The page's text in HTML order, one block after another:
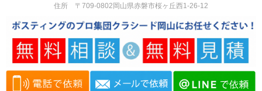
住所 〒709-0802岡山県赤磐市桜ヶ丘西1-26-12
営業時間:8:00-17:00
定休日:不定休
Copyright© 岡山県赤磐市で反響実績多数のポスティング専門の広告代理
店｜チラシ・広告制作・ポスティングなら「クラシード岡山」 , 2026 All
Rights Reserved.